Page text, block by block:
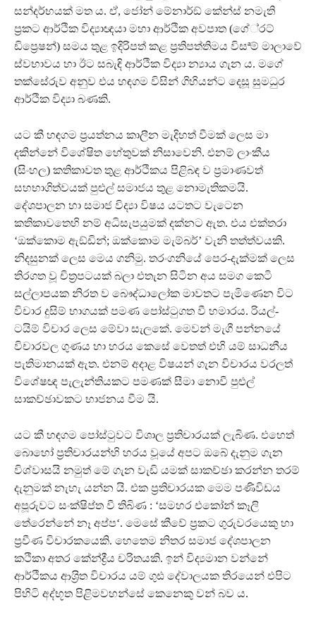
සන්දර්භයක් මත ය. ඒ, ජෝන් මේනාර්ඞ් කේන්ස් නමැති
ප‍්‍රකට ආර්ථික විද්‍යාඥයා මහා ආර්ථික අවපාත (ගේ‍්‍රට්
ඩිප්‍රෙෂන්) සමය තුළ ඉදිරිපත් කළ ප‍්‍රතිපත්තිමය විසªම් මාලාවේ
ස්වභාවය හා ඊට සබැඳි ආර්ථික විද්‍යා න්‍යාය ගැන ය. මගේ
තක්සේරුව අනුව එය හඳගම විසින් ගිහියන්ට දෙසූ සුමධුර
ආර්ථික විද්‍යා බණකි.
යට කී හඳගම ප‍්‍රයත්නය කාලීන මැදිහත් වීමක් ලෙස මා
දකින්නේ විශේෂිත හේතුවක් නිසාවෙනි. එනම් ලාංකීය
(සිංහල) කතිකාවත තුළ ආර්ථිකය පිළිබඳ ව ප‍්‍රමාණවත්
සහභාගිත්වයක් පුළුල් සමාජය තුළ නොමැතිකමයි.
දේශපාලන හා සමාජ විද්‍යා විෂය යටතට වැටෙන
කතිකාවතෙහි නම් අධිසැපයුමක් දක්නට ඇත. එය එක්තරා
‘ඔක්කොම ඇඞ්ඩින්; ඔක්කොම මැම්බර්’ වැනි තත්ත්වයකි.
නිදසුනක් ලෙස මෙය ගනිමු. තරංගනියේ පෙර-දැක්මක් ලෙස
තිරගත වූ චිත‍්‍රපටයක් බලා එතැන සිටින අය සමග කෙටි
සල්ලාපයක නිරත ව බෞද්ධාලෝක මාවතට පැමිණෙන විට
විචාර දුසිම් භාගයක් පමණ පෝස්ටුගත වී හමාරය. රියල්-
ටයිම් විචාර ලෙස මේවා සැලකේ. මෙවන් මැගී පන්නයේ
විචාරවල ගුණය හා හරය කෙසේ වෙතත් එහි යම් සාධනීය
පැතිමානයක් ඇත. එනම් අදාළ විෂයන් ගැන විචාරය වරලත්
විශේෂඥ පැලැන්තියකට පමණක් සීමා නොවී පුළුල්
සාකච්ඡාවකට භාජනය වීම යි.
යට කී හඳගම පෝස්ටුවට විශාල ප‍්‍රතිචාරයක් ලැබිණ. එහෙත්
බොහෝ ප‍්‍රතිචාරයන්හි හරය වූයේ අපට ඔබේ දැනුම ගැන
විශ්වාසයි නමුත් මේ ගැන වැඩි යමක් සාකච්ඡා කරන්න තරම්
දැනුමක් නැහැ යන්න යි. එක ප‍්‍රතිචාරයක මෙම පණිවිඩය
අපූරුවට සංක්ෂිප්ත වී තිබිණ : ‘සමහර එකෝන් කෑලි
තේරෙන්නේ නෑ අප්ප‘. මෙසේ කීවේ ප‍්‍රකට ගුරුවරයෙකු හා
ප‍්‍රවීණ විචාරකයෙකි. හෙතෙම නිතර සමාජ දේශපාලන
කථිකා අතර කේන්ද්‍රීය චරිතයකි. ඉන් විද්‍යමාන වන්නේ
ආර්ථිකය ආශ‍්‍රිත විචාරය යම් ගුඪ දේවාලයක තිරයෙන් එපිට
පිහිටි අද්භූත පිළිමවහන්සේ කෙනෙකු වන් බව ය.